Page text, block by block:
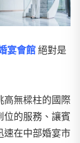
宴會館 絕對是
無樑柱的國際
位的服務、讓賓
速在中部婚宴市